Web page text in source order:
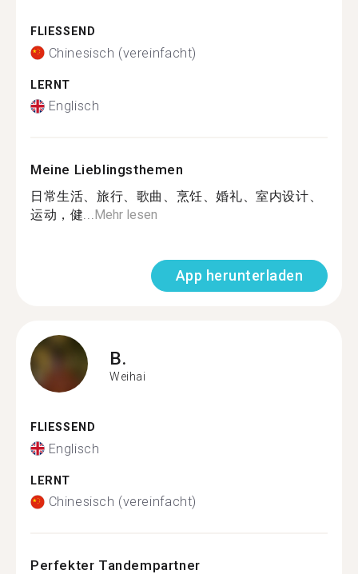
FLIESSEND
Chinesisch (vereinfacht)
LERNT
Englisch
Meine Lieblingsthemen
日常生活、旅行、歌曲、烹饪、婚礼、室内设计、
运动，健...Mehr lesen
App herunterladen
B.
Weihai
FLIESSEND
Englisch
LERNT
Chinesisch (vereinfacht)
Perfekter Tandempartner